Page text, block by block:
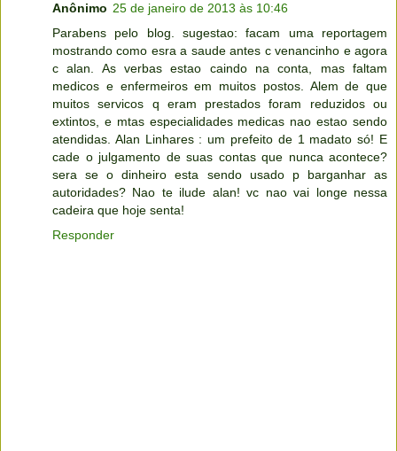
Anônimo 25 de janeiro de 2013 às 10:46
Parabens pelo blog. sugestao: facam uma reportagem
mostrando como esra a saude antes c venancinho e agora
c alan. As verbas estao caindo na conta, mas faltam
medicos e enfermeiros em muitos postos. Alem de que
muitos servicos q eram prestados foram reduzidos ou
extintos, e mtas especialidades medicas nao estao sendo
atendidas. Alan Linhares : um prefeito de 1 madato só! E
cade o julgamento de suas contas que nunca acontece?
sera se o dinheiro esta sendo usado p barganhar as
autoridades? Nao te ilude alan! vc nao vai longe nessa
cadeira que hoje senta!
Responder